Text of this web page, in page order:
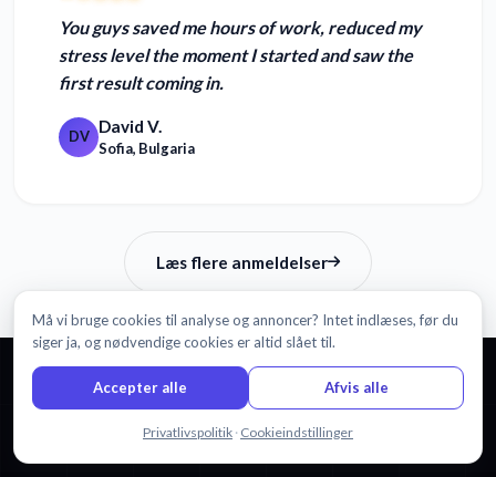
You guyssaved me hours of work, reduced my
stress level the moment I started and saw the
first result coming in.
DV David V.
Sofia, Bulgaria
Læs flere anmeldelser
KOM I GANG
Må vi bruge cookies til analyse og annoncer? Intet indlæses, før du
siger ja, og nødvendige cookies er altid slået til.
Accepter alle Afvis alle
Privatlivspolitik · Cookieindstillinger